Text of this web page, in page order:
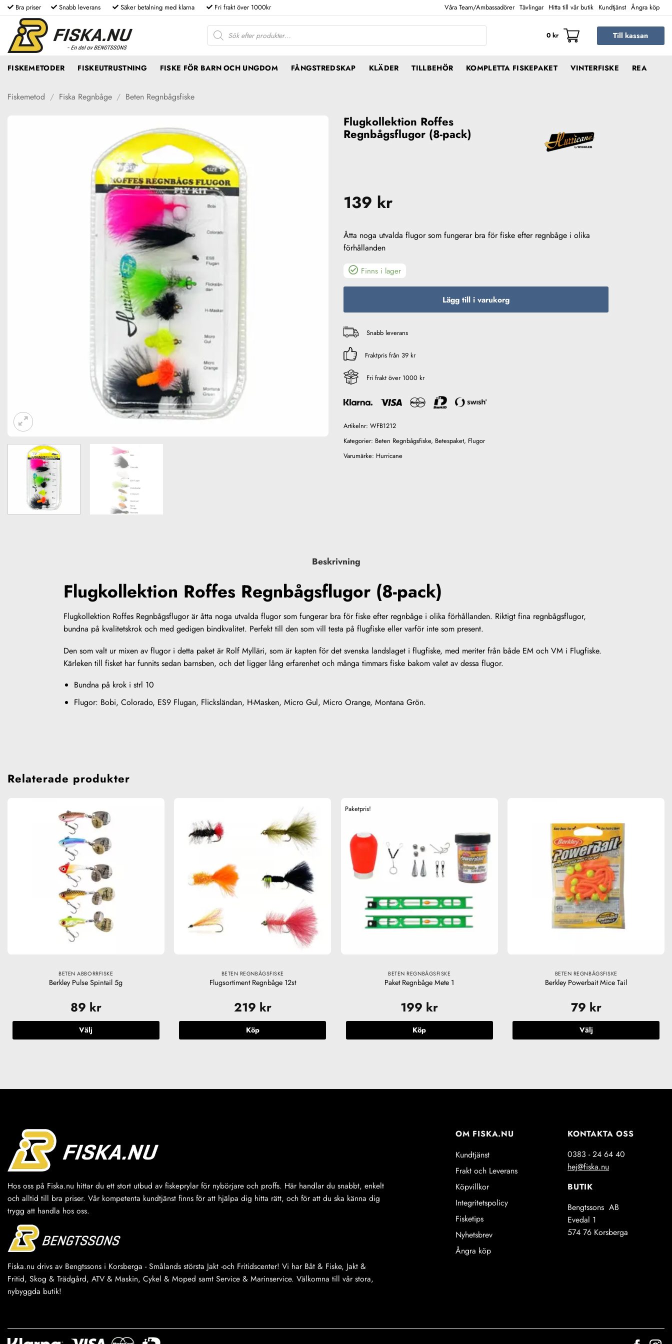
Skip
to
content
Bra priser Snabb leverans Säker betalning med klarna Fri frakt över 1000kr Våra Team/Ambassadörer Tävlingar Hitta till vår butik Kundtjänst Ångra köp
Produktsökning
0 kr Till kassan
FISKEMETODER FISKEUTRUSTNING FISKE FÖR BARN OCH UNGDOM FÅNGSTREDSKAP KLÄDER TILLBEHÖR KOMPLETTA FISKEPAKET VINTERFISKE REA
Fiskemetod / Fiska Regnbåge / Beten Regnbågsfiske
Flugkollektion Roffes
Regnbågsflugor (8-pack)
139 kr
Åtta noga utvalda flugor som fungerar bra för fiske efter regnbåge i olika
förhållanden
Finns i lager
Lägg till i varukorg
Snabb leverans
Fraktpris från 39 kr
Fri frakt över 1000 kr
Artikelnr: WFB1212
Kategorier: Beten Regnbågsfiske, Betespaket, Flugor
Varumärke: Hurricane
Beskrivning
Flugkollektion Roffes Regnbågsflugor (8-pack)
Flugkollektion Roffes Regnbågsflugor är åtta noga utvalda flugor som fungerar bra för fiske efter regnbåge i olika förhållanden. Riktigt fina regnbågsflugor,
bundna på kvalitetskrok och med gedigen bindkvalitet. Perfekt till den som vill testa på flugfiske eller varför inte som present.
Den som valt ur mixen av flugor i detta paket är Rolf Mylläri, som är kapten för det svenska landslaget i flugfiske, med meriter från både EM och VM i Flugfiske.
Kärleken till fisket har funnits sedan barnsben, och det ligger lång erfarenhet och många timmars fiske bakom valet av dessa flugor.
Bundna på krok i strl 10
Flugor: Bobi, Colorado, ES9 Flugan, Flicksländan, H-Masken, Micro Gul, Micro Orange, Montana Grön.
Relaterade produkter
BETEN ABBORRFISKE
Berkley Pulse Spintail 5g
89 kr
Välj
flera
kan
väljas
produktsidan
BETEN REGNBÅGSFISKE
Flugsortiment Regnbåge 12st
219 kr
Köp
Paketpris!
BETEN REGNBÅGSFISKE
Paket Regnbåge Mete 1
199 kr
Köp
BETEN REGNBÅGSFISKE
Berkley Powerbait Mice Tail
79 kr
Välj
flera
alternativen
väljas
på
produktsidan
Hos oss på Fiska.nu hittar du ett stort utbud av fiskeprylar för nybörjare och proffs. Här handlar du snabbt, enkelt
och alltid till bra priser. Vår kompetenta kundtjänst finns för att hjälpa dig hitta rätt, och för att du ska känna dig
trygg att handla hos oss.
Fiska.nu drivs av Bengtssons i Korsberga - Smålands största Jakt -och Fritidscenter! Vi har Båt & Fiske, Jakt &
Fritid, Skog & Trädgård, ATV & Maskin, Cykel & Moped samt Service & Marinservice. Välkomna till vår stora,
nybyggda butik!
OM FISKA.NU
Kundtjänst
Frakt och Leverans
Köpvillkor
Integritetspolicy
Fisketips
Nyhetsbrev
Ångra köp
KONTAKTA OSS
0383 - 24 64 40
hej@fiska.nu
BUTIK
Bengtssons AB
Evedal 1
574 76 Korsberga